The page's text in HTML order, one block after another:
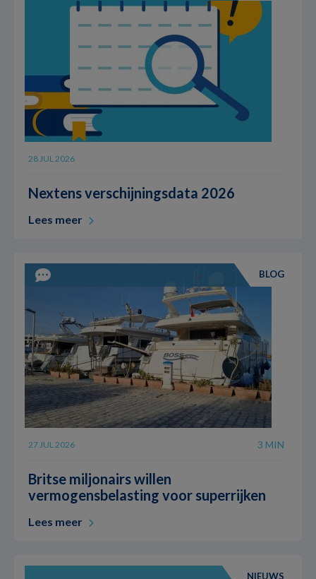
28 JUL 2026
Nextens verschijningsdata 2026
Lees meer
BLOG
27 JUL 2026 3 MIN
Britse miljonairs willen
vermogensbelasting voor superrijken
Lees meer
NIEUWS